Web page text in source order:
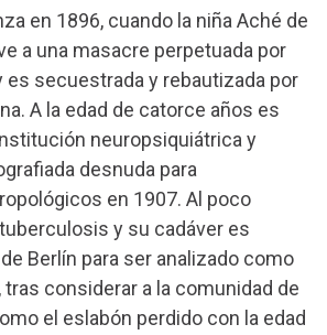
en 1896, cuando la niña Aché de
a una masacre perpetuada por
es secuestrada y rebautizada por
A la edad de catorce años es
neuropsiquiátrica y
desnuda para
en 1907. Al poco
y su cadáver es
Berlín para ser analizado como
considerar a la comunidad de
el eslabón perdido con la edad